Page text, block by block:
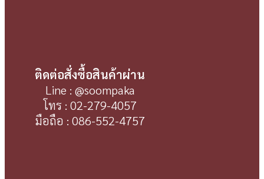
ติดต่อสั่งซื้อสินค้าผ่าน
Line : @soompaka
โทร : 02-279-4057
มือถือ : 086-552-4757